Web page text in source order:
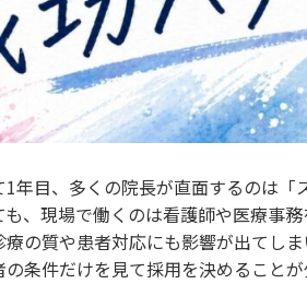
年目、多くの院長が直面するのは
、現場で働くのは看護師や医療事
の質や患者対応にも影響が出てし
条件だけを見て採用を決めること